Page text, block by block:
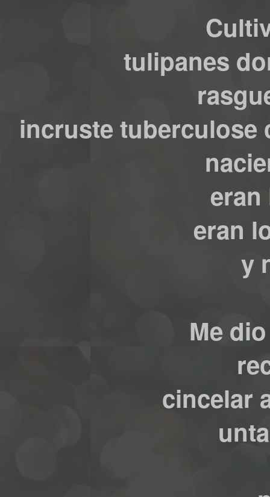
tulipanes
incruste tuberculose
eran
y
Me
cincelar